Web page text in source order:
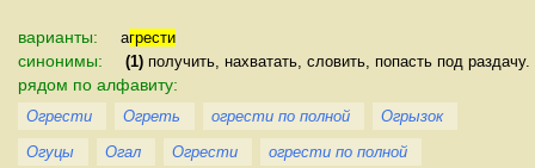
варианты: агрести
синонимы: (1) получить, нахватать, словить, попасть под раздачу.
рядом по алфавиту:
Огрести Огреть огрести по полной
Огрызок
Огуцы
Огал Огрести
огрести по полной